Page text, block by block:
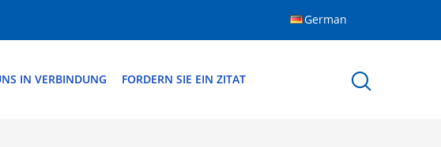
German
IN VERBINDUNG FORDERN SIE EIN ZITAT